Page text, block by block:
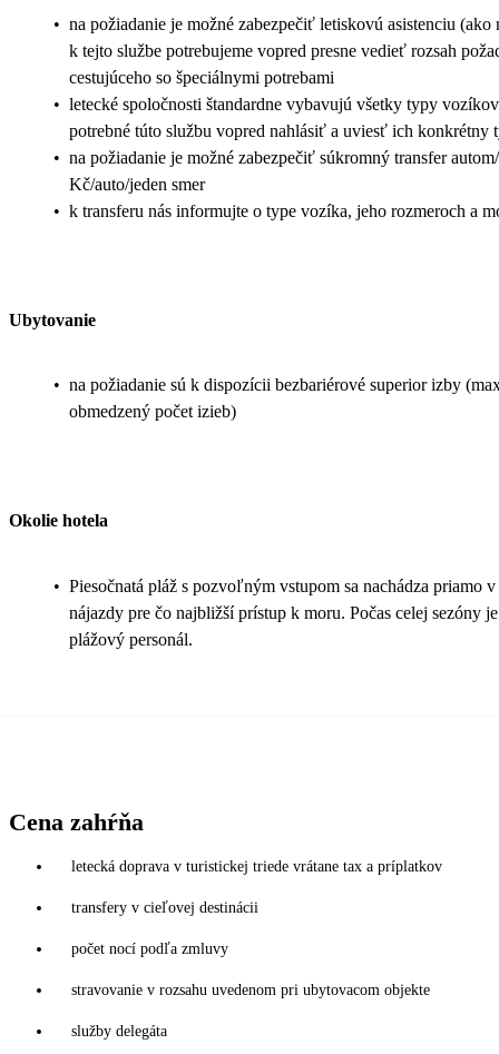
• na požiadanie je možné zabezpečiť letiskovú asistenciu
k tejto službe potrebujeme vopred presne vedieť rozsah
cestujúceho so špeciálnymi potrebami
• letecké spoločnosti štandardne vybavujú všetky typy
potrebné túto službu vopred nahlásiť a uviesť ich konkrétny
• na požiadanie je možné zabezpečiť súkromný transfer
Kč/auto/jeden smer
• k transferu nás informujte o type vozíka, jeho rozmeroch a
Ubytovanie
• na požiadanie sú k dispozícii bezbariérové superior izby
obmedzený počet izieb)
Okolie hotela
• Piesočnatá pláž s pozvoľným vstupom sa nachádza priamo
nájazdy pre čo najbližší prístup k moru. Počas celej sezóny
plážový personál.
Cena zahŕňa
letecká doprava v turistickej triede vrátane tax a príplatkov
transfery v cieľovej destinácii
počet nocí podľa zmluvy
stravovanie v rozsahu uvedenom pri ubytovacom objekte
služby delegáta